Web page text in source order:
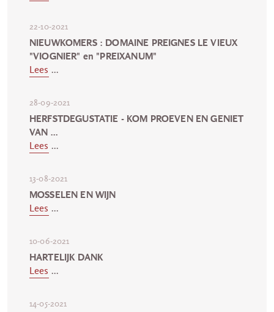
22-10-2021
NIEUWKOMERS : DOMAINE PREIGNES LE VIEUX
"VIOGNIER" en "PREIXANUM"
Lees ...
28-09-2021
HERFSTDEGUSTATIE - KOM PROEVEN EN GENIET
VAN ...
Lees ...
13-08-2021
MOSSELEN EN WIJN
Lees ...
10-06-2021
HARTELIJK DANK
Lees ...
14-05-2021